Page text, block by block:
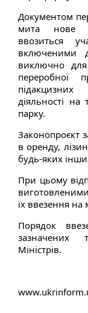
Документом
мита нове
ввозиться
включеними
виключно
переробної
підакцизних
діяльності на
парку.
Законопроєкт
в оренду,
будь-яких
При цьому
їх ввезення на
Порядок
зазначених
Міністрів.